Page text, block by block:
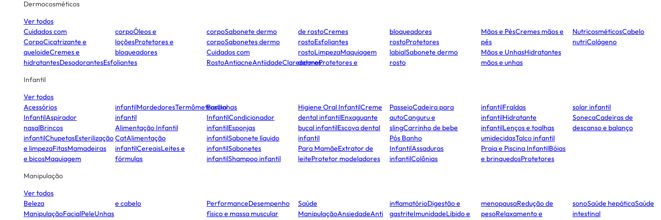
Dermocosméticos
Ver todos
Cuidados com
CorpoCicatrizante e
queloideCremes e
hidratantesDesodorantesEsfoliantes
corpoÓleos e
loçõesProtetores e
bloqueadores
corpoSabonete dermo
corpoSabonetes dermo
Cuidados com
RostoAntiacneAntiidadeClareadores
de rostoCremes
rostoEsfoliantes
rostoLimpezaMaquiagem
dermoProtetores e
bloqueadores
rostoProtetores
labialSabonete dermo
rosto
Mãos e PésCremes mãos e
pés
Mãos e UnhasHidratantes
mãos e unhas
NutricosméticosCabelo
nutriColágeno
Infantil
Ver todos
Acessórios
InfantilAspirador
nasalBrincos
infantilChupetasEsterilização
e limpezaFitasMamadeiras
e bicosMaquiagem
infantilMordedoresTermômetrosUnhas
infantil
Alimentação Infantil
CatAlimentação
infantilCereaisLeites e
fórmulas
Banho
InfantilCondicionador
infantilEsponjas
infantilSabonete líquido
infantilSabonetes
infantilShampoo infantil
Higiene Oral InfantilCreme
dental infantilEnxaguante
bucal infantilEscova dental
infantil
Para MamãeExtrator de
leiteProtetor modeladores
PasseioCadeira para
autoCanguru e
slingCarrinho de bebe
Pós Banho
InfantilAssaduras
infantilColônias
infantilFraldas
infantilHidratante
infantilLenços e toalhas
umidecidasTalco infantil
Praia e Piscina InfantilBóias
e brinquedosProtetores
solar infantil
SonecaCadeiras de
descanso e balanço
Manipulação
Ver todos
Beleza
ManipulaçãoFacialPeleUnhas
e cabelo PerformanceDesempenho
físico e massa muscular
Saúde
ManipulaçãoAnsiedadeAnti
inflamatórioDigestão e
gastriteImunidadeLibido e
menopausaRedução de
pesoRelaxamento e
sonoSaúde hepáticaSaúde
intestinal